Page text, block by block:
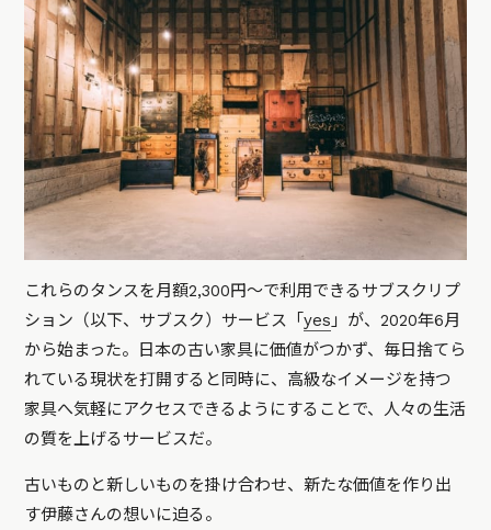
これらのタンスを月額2,300円～で利用できるサブスクリプ
ション（以下、サブスク）サービス「yes 」が、2020年6月
から始まった。日本の古い家具に価値がつかず、毎日捨てら
れている現状を打開すると同時に、高級なイメージを持つ
家具へ気軽にアクセスできるようにすることで、人々の生活
の質を上げるサービスだ。
古いものと新しいものを掛け合わせ、新たな価値を作り出
す伊藤さんの想いに迫る。